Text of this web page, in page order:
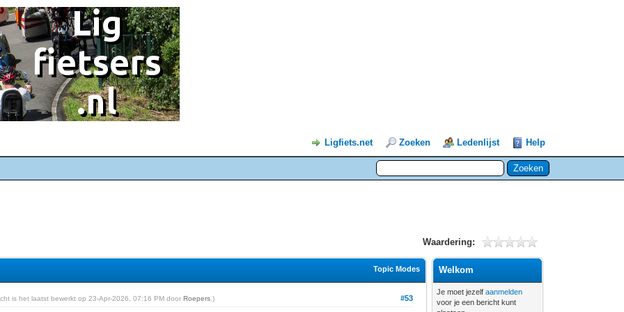
Ligfiets.net Zoeken Ledenlijst Help
Waardering:
Topic Modes
#53
is het laatst bewerkt op 23-Apr-2026, 07:16 PM doorRoepers .)
Welkom
Je moet jezelfaanmelden
voor je een bericht kunt